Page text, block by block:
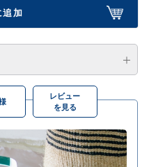
追加
レビュー
を見る